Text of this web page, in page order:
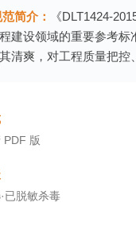
简介：
《DLT1424-
建设领域的重要参考
清爽，对工程质量把控
PDF 版
已脱敏杀毒